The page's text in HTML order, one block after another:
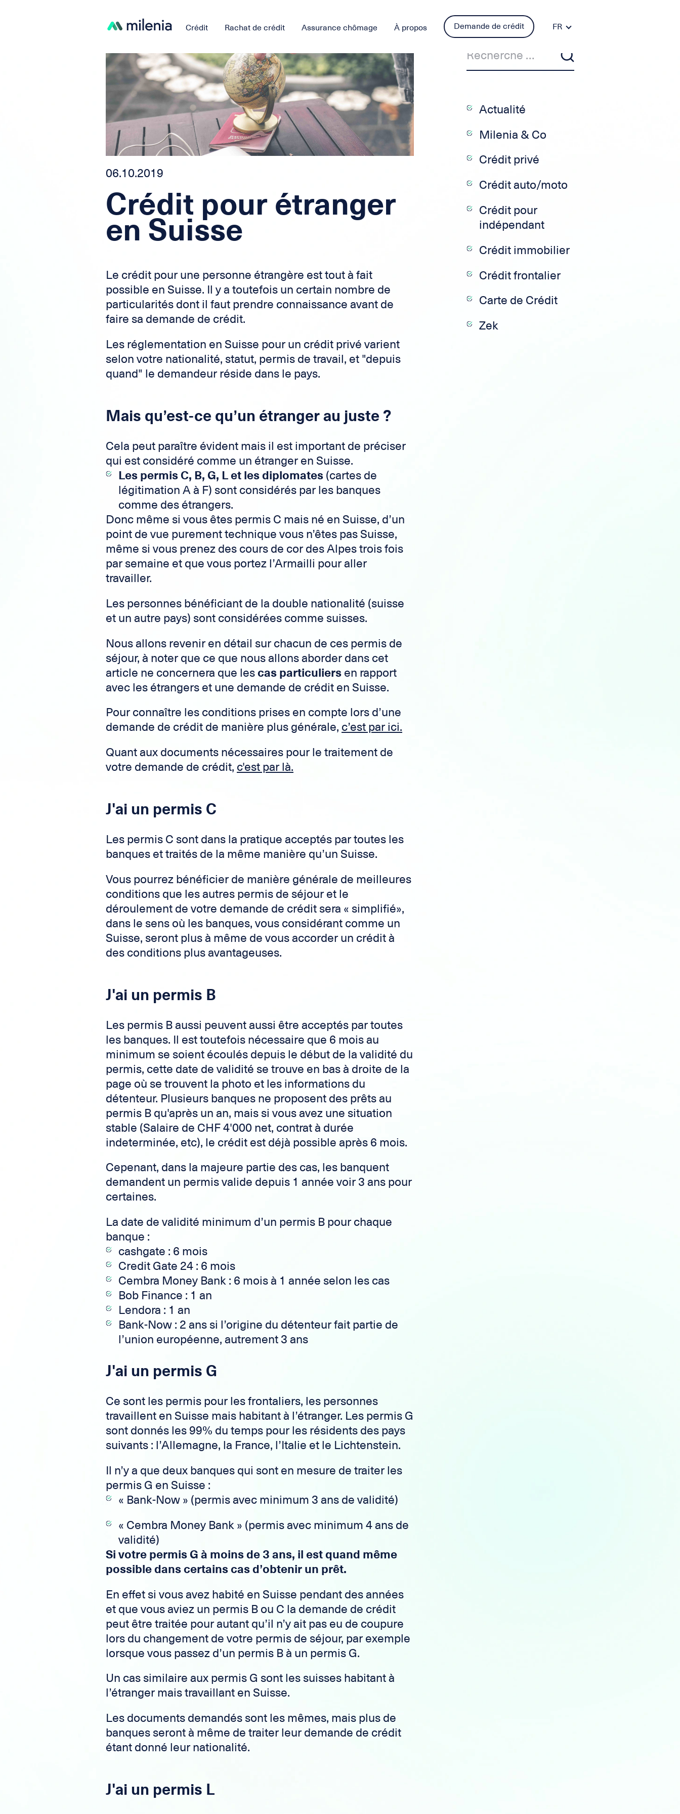
Crédit Rachat de crédit Assurance chômage À propos Demande de crédit
FR
PT
ES
06.10.2019
Crédit pour étranger
en Suisse
Le crédit pour une personne étrangère est tout à fait
possible en Suisse. Il y a toutefois un certain nombre de
particularités dont il faut prendre connaissance avant de
faire sa demande de crédit.
Les réglementation en Suisse pour un crédit privé varient
selon votre nationalité, statut, permis de travail, et "depuis
quand" le demandeur réside dans le pays.
Mais qu’est-ce qu’un étranger au juste ?
Cela peut paraître évident mais il est important de préciser
qui est considéré comme un étranger en Suisse.
Les permisC, B, G, Let les diplomates (cartes de
légitimation A à F) sont considérés par les banques
comme des étrangers.
Donc même si vous êtes permis C mais né en Suisse, d’un
point de vue purement technique vous n’êtes pas Suisse,
même si vous prenez des cours de cor des Alpes trois fois
par semaine et que vous portez l’Armailli pour aller
travailler.
Les personnes bénéficiant de la double nationalité (suisse
et un autre pays) sont considérées comme suisses.
Nous allons revenir en détail sur chacun de ces permis de
séjour, à noter que ce que nous allons aborder dans cet
article ne concernera que lescas particuliers en rapport
avec les étrangers et une demande de crédit en Suisse.
Pour connaître les conditions prises en compte lors d’une
demande de crédit de manière plus générale, c’est par ici.
Quant aux documents nécessaires pour le traitement de
votre demande de crédit, c'est par là.
J'ai un permis C
Les permis C sont dans la pratique acceptés par toutes les
banques et traités de la même manière qu’un Suisse.
Vous pourrez bénéficier de manière générale de meilleures
conditions que les autres permis de séjour et le
déroulement de votre demande de crédit sera « simplifié»,
dans le sens où les banques, vous considérant comme un
Suisse, seront plus à même de vous accorder un crédit à
des conditions plus avantageuses.
J'ai un permis B
Les permis B aussi peuvent aussi être acceptés par toutes
les banques. Il est toutefois nécessaire que 6 mois au
minimum se soient écoulés depuis le début de la validité du
permis, cette date de validité se trouve en bas à droite de la
page où se trouvent la photo et les informations du
détenteur. Plusieurs banques ne proposent des prêts au
permis B qu'après un an, mais si vous avez une situation
stable (Salaire de CHF 4'000 net, contrat à durée
indeterminée, etc), le crédit est déjà possible après 6 mois.
Cepenant, dans la majeure partie des cas, les banquent
demandent un permis valide depuis 1 année voir 3 ans pour
certaines.
La date de validité minimum d’un permis B pour chaque
banque :
cashgate : 6 mois
Credit Gate 24 : 6 mois
Cembra Money Bank : 6 mois à 1 année selon les cas
Bob Finance : 1 an
Lendora : 1 an
Bank-Now : 2 ans si l’origine du détenteur fait partie de
l’union européenne, autrement 3 ans
J'ai un permis G
Ce sont les permis pour les frontaliers, les personnes
travaillent en Suisse mais habitant à l’étranger. Les permis G
sont donnés les 99% du temps pour les résidents des pays
suivants : l’Allemagne, la France, l’Italie et le Lichtenstein.
Il n’y a que deux banques qui sont en mesure de traiter les
permis G en Suisse :
« Bank-Now » (permis avec minimum 3 ans de validité)
« Cembra Money Bank » (permis avec minimum 4 ans de
validité)
Si votre permis G à moins de 3 ans, il est quand même
possible dans certains cas d’obtenir un prêt.
En effet si vous avez habité en Suisse pendant des années
et que vous aviez un permis B ou C la demande de crédit
peut être traitée pour autant qu’il n’y ait pas eu de coupure
lors du changement de votre permis de séjour, par exemple
lorsque vous passez d’un permis B à un permis G.
Un cas similaire aux permis G sont les suisses habitant à
l’étranger mais travaillant en Suisse.
Les documents demandés sont les mêmes, mais plus de
banques seront à même de traiter leur demande de crédit
étant donné leur nationalité.
J'ai un permis L
Actualité
Milenia & Co
Crédit privé
Crédit auto/moto
Crédit pour
indépendant
Crédit immobilier
Crédit frontalier
Carte de Crédit
Zek